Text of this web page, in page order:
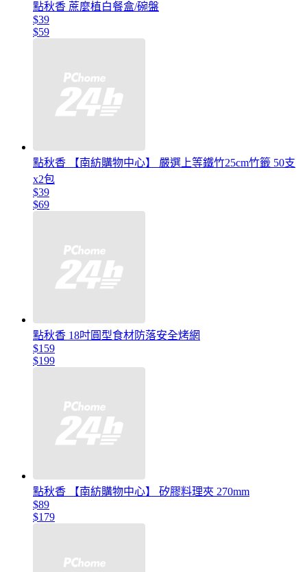
點秋香 蔗麼植白餐盒/碗盤
$39
$59
點秋香 【南紡購物中心】 嚴選上等鐵竹25cm竹籤 50支
x2包
$39
$69
點秋香 18吋圓型食材防落安全烤網
$159
$199
點秋香 【南紡購物中心】 矽膠料理夾 270mm
$89
$179